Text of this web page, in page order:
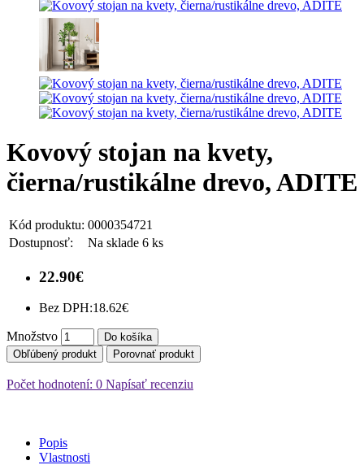
Kovový stojan na kvety,
čierna/rustikálne drevo, ADITE
Kód produktu: 0000354721
Dostupnosť:
Na sklade 6 ks
22.90€
Bez DPH:18.62€
Množstvo
Do košíka
Obľúbený produkt
Porovnať produkt
Počet hodnotení: 0 Napísať recenziu
Popis
Vlastnosti